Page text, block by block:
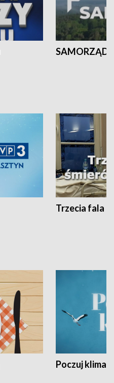
SAMORZĄD
Trzecia fala -
Poczuj klimat